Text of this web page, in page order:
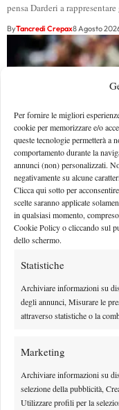
Per fornire le migliori
cookie per memorizzare e/o
queste tecnologie permetterà a
comportamento durante la
annunci (non) personalizzati.
negativamente su alcune
Clicca qui sotto per
scelte saranno applicate
in qualsiasi momento,
Cookie Policy o cliccando sul
dello schermo.
Statistiche
Archiviare informazioni su
degli annunci, Misurare le
attraverso statistiche o la
Marketing
Archiviare informazioni su
selezione della pubblicità,
Utilizzare profili per la
pensa Darderi a
ByTancredi Crepax8 Agosto
Masters 1000
ordine di gioco
sul centrale e
Vista l'assenza di favoriti, è
l'occasione: il big match di